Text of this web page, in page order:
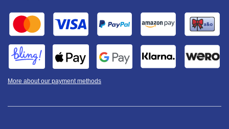
More about our payment methods